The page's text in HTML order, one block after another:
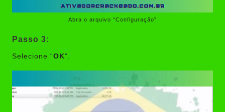
Abra o arquivo “Configuração”
Passo 3:
Selecione “OK“.